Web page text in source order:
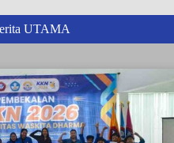
UTAMA